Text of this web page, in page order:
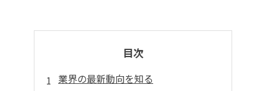
目次
業界の最新動向を知る